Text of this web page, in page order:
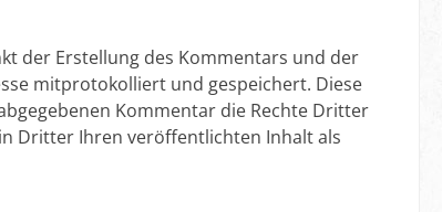
der Erstellung des Kommentars und der
mitprotokolliert und gespeichert. Diese
Kommentar die Rechte Dritter
Dritter Ihren veröffentlichten Inhalt als